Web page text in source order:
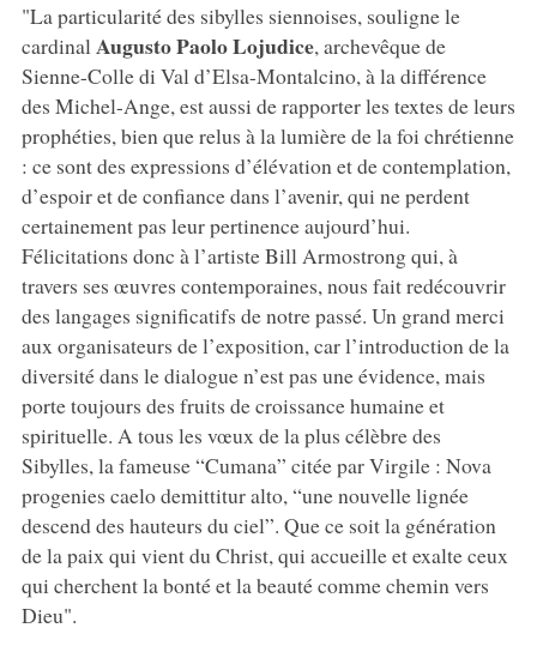
"La particularité des sibylles siennoises, souligne le
cardinalAugusto Paolo Lojudice, archevêque de
Sienne-Colle di Val d’Elsa-Montalcino, à la différence
des Michel-Ange, est aussi de rapporter les textes de leurs
prophéties, bien que relus à la lumière de la foi chrétienne
: ce sont des expressions d’élévation et de contemplation,
d’espoir et de confiance dans l’avenir, qui ne perdent
certainement pas leur pertinence aujourd’hui.
Félicitations donc à l’artiste Bill Armostrong qui, à
travers ses œuvres contemporaines, nous fait redécouvrir
des langages significatifs de notre passé. Un grand merci
aux organisateurs de l’exposition, car l’introduction de la
diversité dans le dialogue n’est pas une évidence, mais
porte toujours des fruits de croissance humaine et
spirituelle. A tous les vœux de la plus célèbre des
Sibylles, la fameuse “Cumana” citée par Virgile : Nova
progenies caelo demittitur alto, “une nouvelle lignée
descend des hauteurs du ciel”. Que ce soit la génération
de la paix qui vient du Christ, qui accueille et exalte ceux
qui cherchent la bonté et la beauté comme chemin vers
Dieu".